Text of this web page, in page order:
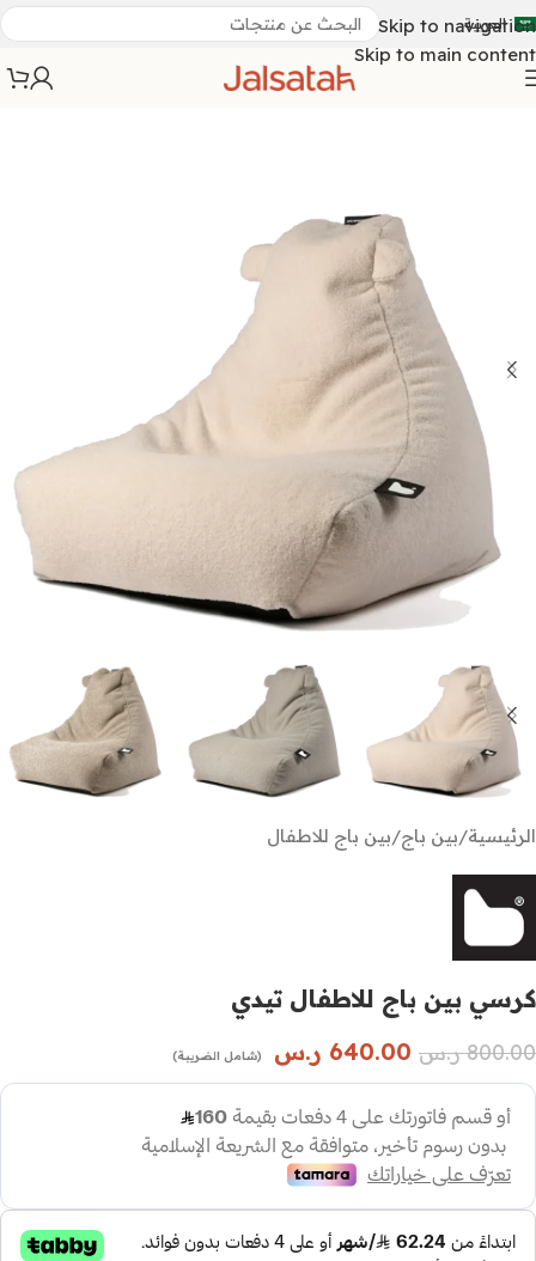
Skip to navigation
Skip to main content
العربية
الرئيسية/بين باج/بين باج للاطفال
كرسي بين باج للاطفال تيدي
800.00 ر.س 640.00 ر.س (شامل الضريبة)